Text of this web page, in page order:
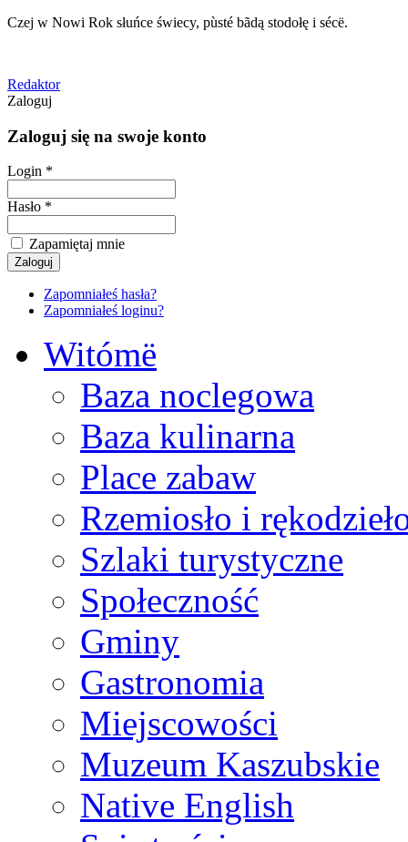
Czej w Nowi Rok słuńce świecy, pùsté bãdą stodołę i sécë.
Redaktor
Zaloguj
Zaloguj się na swoje konto
Login *
Hasło *
Zapamiętaj mnie
Zapomniałeś hasła?
Zapomniałeś loginu?
Witómë
Baza noclegowa
Baza kulinarna
Place zabaw
Rzemiosło i
Szlaki turystyczne
Społeczność
Gminy
Gastronomia
Miejscowości
Muzeum Kaszubskie
Native English